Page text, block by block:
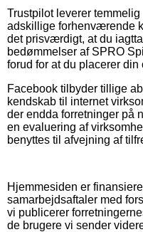
Trustpilot leverer
adskillige forhenværende
det prisværdigt, at du
bedømmelser af SPRO
forud for at du placerer din
Facebook tilbyder tillige
kendskab til internet
der endda forretninger på
en evaluering af
benyttes til afvejning af
Hjemmesiden er
samarbejdsaftaler med
vi publicerer
de brugere vi sender